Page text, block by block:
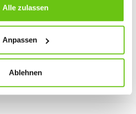
– in diesem Fall werden nur
den Besuch unserer Website
Sie auf die Schaltfläche unten
zur Datennutzung
Alle zulassen
Anpassen
Ablehnen
4,20 €